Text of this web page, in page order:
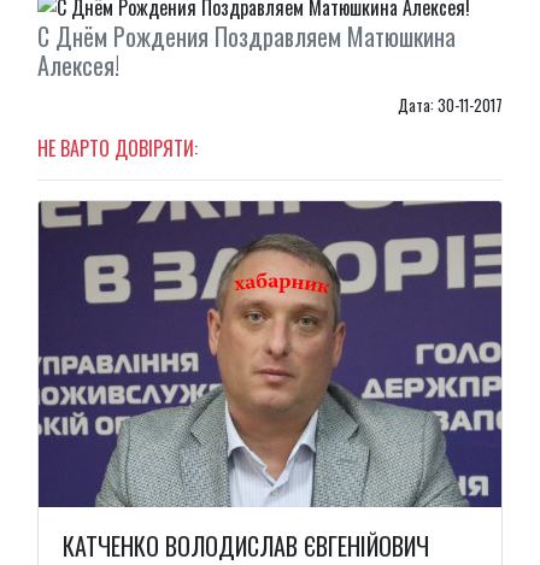
С Днём Рождения Поздравляем Матюшкина
Алексея!
Дата: 30-11-2017
НЕ ВАРТО ДОВІРЯТИ:
КАТЧЕНКО ВОЛОДИСЛАВ ЄВГЕНІЙОВИЧ